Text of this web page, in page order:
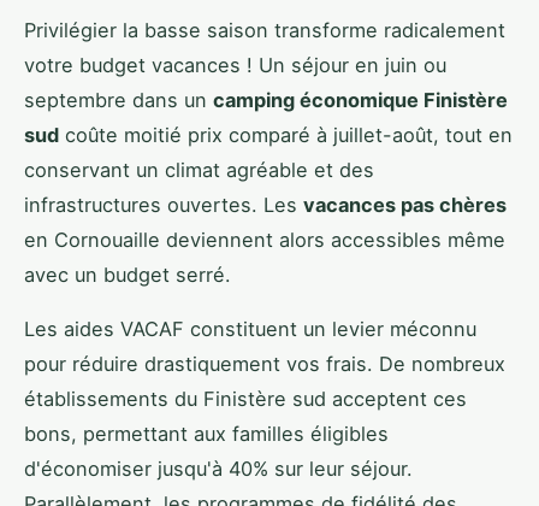
Privilégier la basse saison transforme radicalement
votre budget vacances ! Un séjour en juin ou
septembre dans un camping économique Finistère
sud coûte moitié prix comparé à juillet-août, tout en
conservant un climat agréable et des
infrastructures ouvertes. Les vacances pas chères
en Cornouaille deviennent alors accessibles même
avec un budget serré.
Les aides VACAF constituent un levier méconnu
pour réduire drastiquement vos frais. De nombreux
établissements du Finistère sud acceptent ces
bons, permettant aux familles éligibles
d'économiser jusqu'à 40% sur leur séjour.